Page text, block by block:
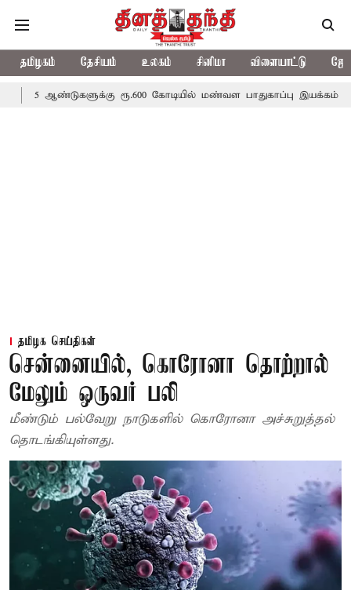
தமிழகம் தேசியம் உலகம் சினிமா விளையாட்டு
ரூ.600 கோடியில் மண்வள பாதுகாப்பு இயக்கம்
தமிழக செய்திகள்
சென்னையில், கொரோனா தொற்றால்
மேலும் ஒருவர் பலி
மீண்டும் பல்வேறு நாடுகளில் கொரோனா அச்சுறுத்தல்
தொடங்கியுள்ளது.